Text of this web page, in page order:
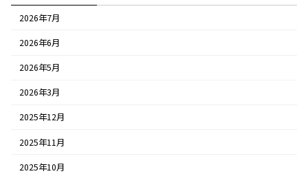
2026年7月
2026年6月
2026年5月
2026年3月
2025年12月
2025年11月
2025年10月